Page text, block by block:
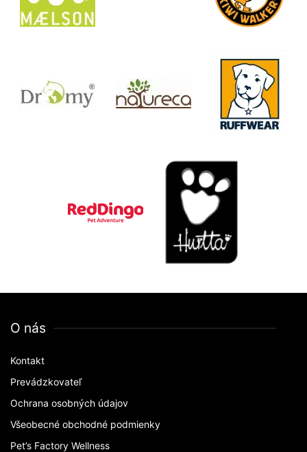
O nás
Kontakt
Prevádzkovateľ
Ochrana osobných údajov
Všeobecné obchodné podmienky
Pet’s Factory Wellness